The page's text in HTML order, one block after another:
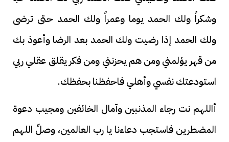
وشكراً ولك الحمد يوما وعمراً ولك الحمد حتى ترضى
ولك الحمد إذا رضيت ولك الحمد بعد الرضا وأعوذ بك
من قهر يؤلمني ومن هم يحزنني ومن فكر يقلق عقلي ربي
استودعتك نفسي وأهلي فاحفظنا بحفظك.
أاللهم نت رجاء المذنبين وآمال الخائفين ومجيب دعوة
المضطرين فاستجب دعاءنا يا رب العالمين، وصلِّ اللهم